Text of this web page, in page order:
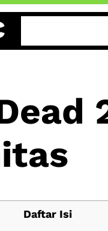
Daftar Isi